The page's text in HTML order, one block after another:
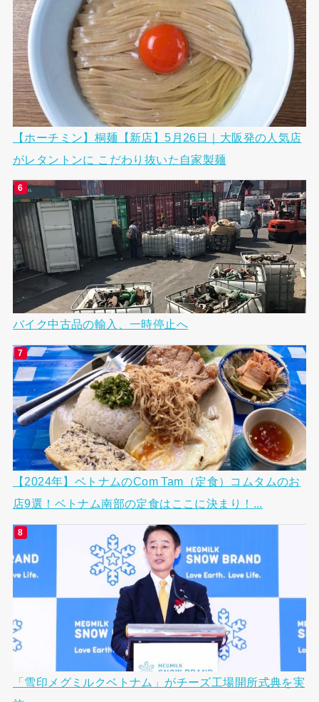
【ホーチミン】桐麺【新店】5月26日｜大阪発の人気店
がレタントンに こだわり抜いた自家製麺
バイク中古品の輸入、一時停止へ
【2024年】ベトナムのCom Tam（定食）コムタムのお
店9選！ベトナム南部の定食はここに決まり！...
「雪印メグミルクベトナム」がチーズ工場開所式典を実